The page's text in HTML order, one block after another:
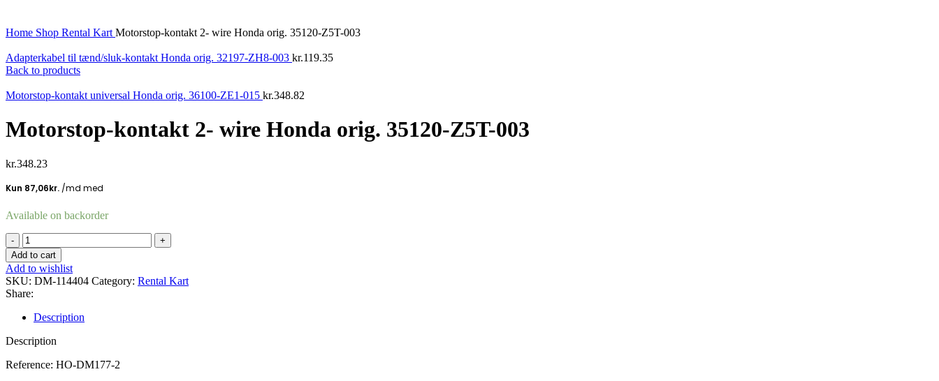
Home Shop Rental Kart Motorstop-kontakt 2- wire Honda orig. 35120-Z5T-003
Adapterkabel til tænd/sluk-kontakt Honda orig. 32197-ZH8-003 kr.119.35
Back to products
Motorstop-kontakt universal Honda orig. 36100-ZE1-015 kr.348.82
Motorstop-kontakt 2- wire Honda orig. 35120-Z5T-003
kr.348.23
Available on backorder
Motorstop-
kontakt
2-
wire
Honda
orig.
35120-
Z5T-
003
Add to cart
Add to wishlist
SKU: DM-114404 Category: Rental Kart
Share:
Description
Description
Reference: HO-DM177-2